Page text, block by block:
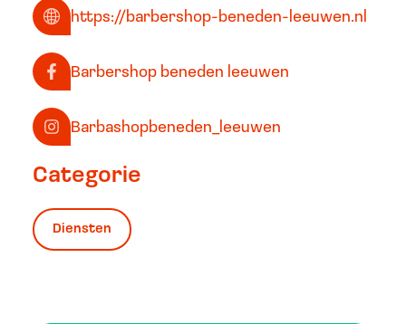
https://barbershop-beneden-leeuwen.nl
Barbershop beneden leeuwen
Barbashopbeneden_leeuwen
Categorie
Diensten